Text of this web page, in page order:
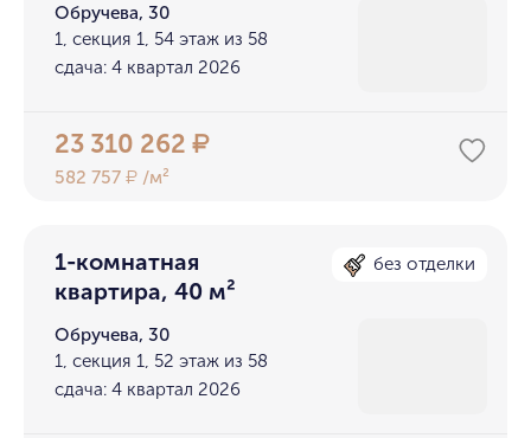
Обручева, 30
1, секция 1, 54 этаж из 58
сдача: 4 квартал 2026
23 310 262₽
582 757₽ /м²
1-комнатная
квартира, 40 м²
без отделки
Обручева, 30
1, секция 1, 52 этаж из 58
сдача: 4 квартал 2026